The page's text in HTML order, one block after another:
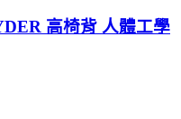
高椅背 人體工學